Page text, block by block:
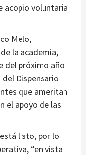
acopio voluntaria
Melo,
la academia,
del próximo año
Dispensario
que ameritan
el apoyo de las
listo, por lo
“en vista